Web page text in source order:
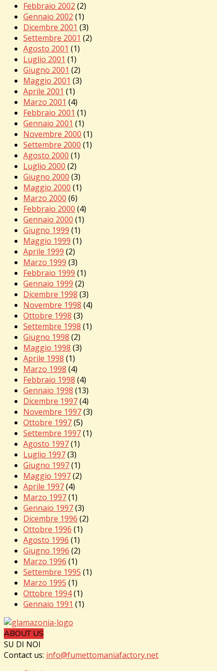
Febbraio 2002 (2)
Gennaio 2002 (1)
Dicembre 2001 (3)
Settembre 2001 (2)
Agosto 2001 (1)
Luglio 2001 (1)
Giugno 2001 (2)
Maggio 2001 (3)
Aprile 2001 (1)
Marzo 2001 (4)
Febbraio 2001 (1)
Gennaio 2001 (1)
Novembre 2000 (1)
Settembre 2000 (1)
Agosto 2000 (1)
Luglio 2000 (2)
Giugno 2000 (3)
Maggio 2000 (1)
Marzo 2000 (6)
Febbraio 2000 (4)
Gennaio 2000 (1)
Giugno 1999 (1)
Maggio 1999 (1)
Aprile 1999 (2)
Marzo 1999 (3)
Febbraio 1999 (1)
Gennaio 1999 (2)
Dicembre 1998 (3)
Novembre 1998 (4)
Ottobre 1998 (3)
Settembre 1998 (1)
Giugno 1998 (2)
Maggio 1998 (3)
Aprile 1998 (1)
Marzo 1998 (4)
Febbraio 1998 (4)
Gennaio 1998 (13)
Dicembre 1997(4)
Novembre 1997(3)
Ottobre 1997(5)
Settembre 1997(1)
Agosto 1997(1)
Luglio 1997(3)
Giugno 1997(1)
Maggio 1997(2)
Aprile 1997(4)
Marzo 1997(1)
Gennaio 1997(3)
Dicembre 1996 (2)
Ottobre 1996 (1)
Agosto 1996 (1)
Giugno 1996 (2)
Marzo 1996 (1)
Settembre 1995 (1)
Marzo 1995 (1)
Ottobre 1994(1)
Gennaio 1991 (1)
ABOUT US
SU DI NOI
Contact us: info@fumettomaniafactory.net